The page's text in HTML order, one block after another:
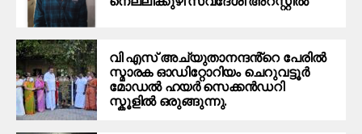
വി എസ് അച്യുതാനന്ദൻ്റെ പേരിൽ
സ്മാരക ഓഡിറ്റോറിയം ചെറുവട്ടൂർ
മോഡൽ ഹയർ സെക്കൻഡറി
സ്കൂളിൽ ഒരുങ്ങുന്നു.